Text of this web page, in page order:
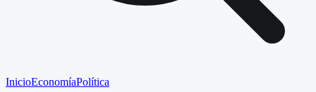
InicioEconomíaPolítica